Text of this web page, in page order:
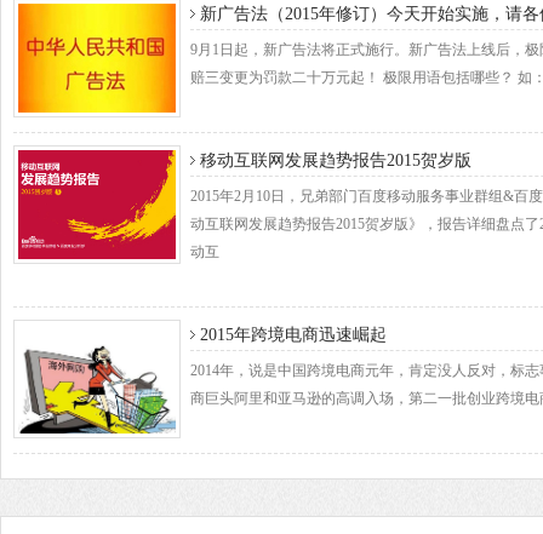
新广告法（2015年修订）今天开始实施，请
9月1日起，新广告法将正式施行。新广告法上线后，
赔三变更为罚款二十万元起！ 极限用语包括哪些？ 如
移动互联网发展趋势报告2015贺岁版
2015年2月10日，兄弟部门百度移动服务事业群组&百
动互联网发展趋势报告2015贺岁版》，报告详细盘点
动互
2015年跨境电商迅速崛起
2014年，说是中国跨境电商元年，肯定没人反对，标
商巨头阿里和亚马逊的高调入场，第二一批创业跨境